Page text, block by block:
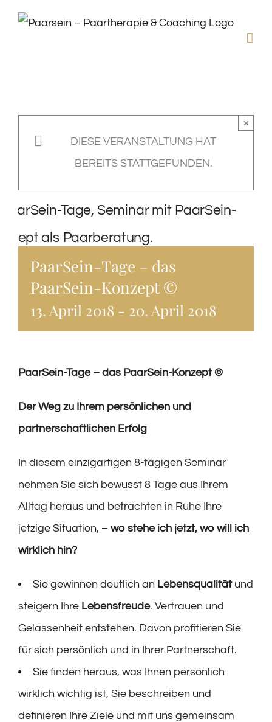
Zum
DIESE VERANSTALTUNG HAT
BEREITS STATTGEFUNDEN.
×
PaarSein-Tage – das
PaarSein-Konzept ©
13. April 2018 - 20. April 2018
PaarSein-Tage – das PaarSein-Konzept ©
Der Weg zu Ihrem persönlichen und
partnerschaftlichen Erfolg
In diesem einzigartigen 8-tägigen Seminar
nehmen Sie sich bewusst 8 Tage aus Ihrem
Alltag heraus und betrachten in Ruhe Ihre
jetzige Situation, – wo stehe ich jetzt, wo will ich
wirklich hin?
Sie gewinnen deutlich an Lebensqualitätund
steigern Ihre Lebensfreude. Vertrauen und
Gelassenheit entstehen. Davon profitieren Sie
für sich persönlich und in Ihrer Partnerschaft.
Sie finden heraus, was Ihnen persönlich
wirklich wichtig ist, Sie beschreiben und
definieren Ihre Ziele und mit uns gemeinsam